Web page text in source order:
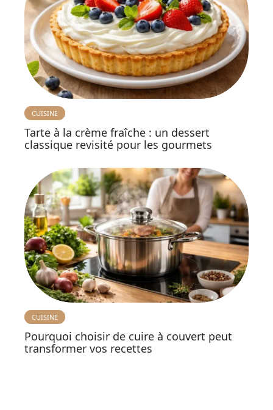
CUISINE
Tarte à la crème fraîche : un dessert
classique revisité pour les gourmets
CUISINE
Pourquoi choisir de cuire à couvert peut
transformer vos recettes